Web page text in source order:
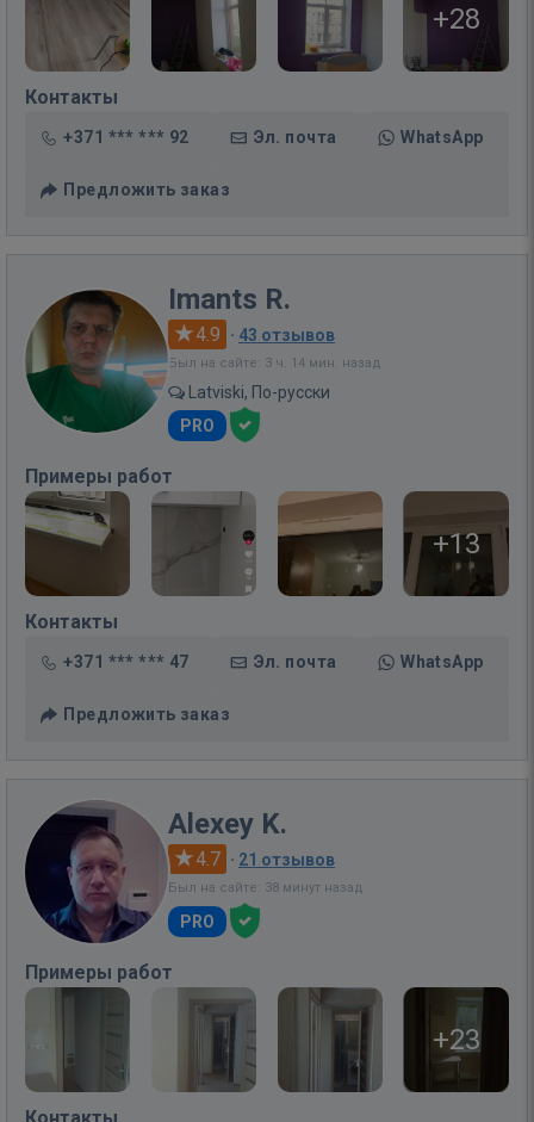
+28
Контакты
+371 *** *** 92 Эл. почта WhatsApp
Предложить заказ
Imants R.
4.9 · 43 отзывов
Был на сайте: 3 ч. 14 мин. назад
Latviski, По-русски
PRO
Примеры работ
+13
Контакты
+371 *** *** 47 Эл. почта WhatsApp
Предложить заказ
Alexey K.
4.7 · 21 отзывов
Был на сайте: 38 минут назад
PRO
Примеры работ
+23
Контакты